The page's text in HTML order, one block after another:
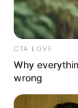
CTA LOVE
Why
wrong